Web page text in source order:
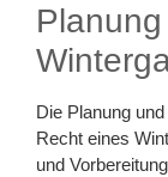
Die Planung
Recht eines
und